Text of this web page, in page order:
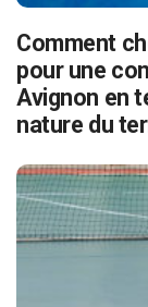
Comment
pour une
Avignon en
nature du